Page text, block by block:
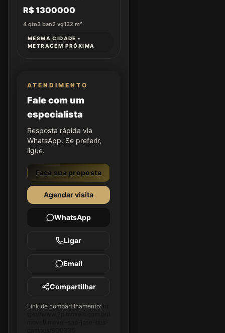
R$ 1300000
4 qto3 ban2 vg132 m²
MESMA CIDADE •
METRAGEM PRÓXIMA
ATENDIMENTO
Fale com um
especialista
Resposta rápida via
WhatsApp. Se preferir,
ligue.
Faça sua proposta
Agendar visita
WhatsApp
Ligar
Email
Compartilhar
Link de compartilhamento: